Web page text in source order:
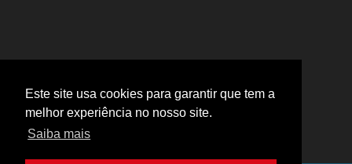
Este site usa cookies para garantir que tem a
melhor experiência no nosso site.
Saiba mais